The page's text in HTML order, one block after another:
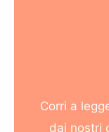
Corri a
dai nostri